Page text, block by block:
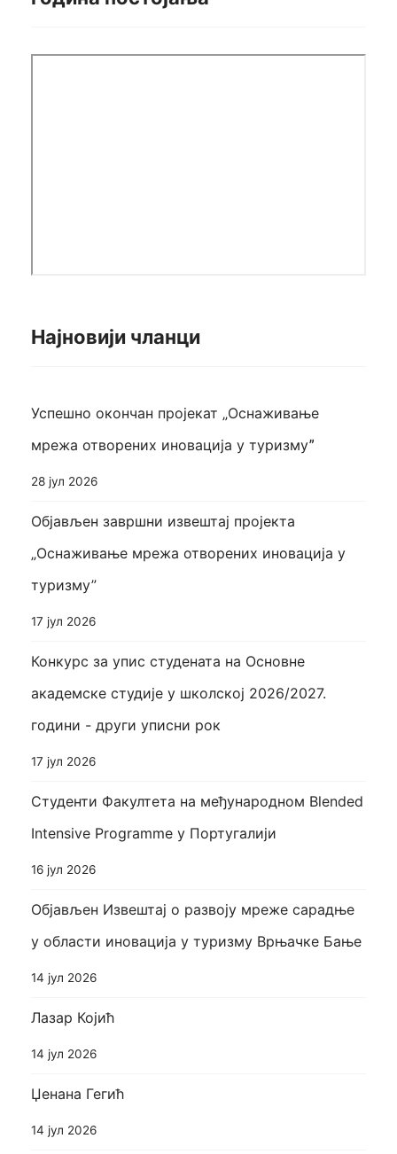
Најновији чланци
Успешно окончан пројекат „Оснаживање
мрежа отворених иновација у туризмуˮ
28 јул 2026
Објављен завршни извештај пројекта
„Оснаживање мрежа отворених иновација у
туризму”
17 јул 2026
Конкурс за упис студената на Основне
академске студије у школској 2026/2027.
години - други уписни рок
17 јул 2026
Студенти Факултета на међународном Blended
Intensive Programme у Португалији
16 јул 2026
Објављен Извештај о развоју мреже сарадње
у области иновација у туризму Врњачке Бање
14 јул 2026
Лазар Којић
14 јул 2026
Џенана Гегић
14 јул 2026